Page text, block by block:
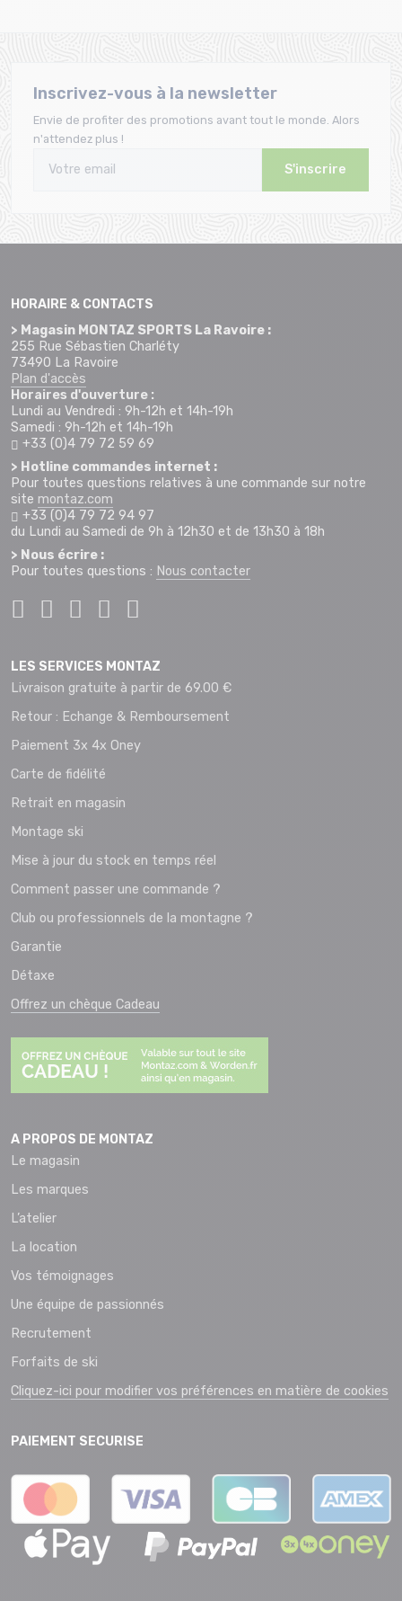
Inscrivez-vous à la newsletter
Envie de profiter des promotions avant tout le monde. Alors
n'attendez plus !
S'inscrire
HORAIRE & CONTACTS
> Magasin MONTAZ SPORTS La Ravoire :
255 Rue Sébastien Charléty
73490 La Ravoire
Plan d'accès
Horaires d'ouverture :
Lundi au Vendredi : 9h-12h et 14h-19h
Samedi : 9h-12h et 14h-19h
+33 (0)4 79 72 59 69
> Hotline commandes internet :
Pour toutes questions relatives à une commande sur notre
site montaz.com
+33 (0)4 79 72 94 97
du Lundi au Samedi de 9h à 12h30 et de 13h30 à 18h
> Nous écrire :
Pour toutes questions : Nous contacter
LES SERVICES MONTAZ
Livraison gratuite à partir de 69.00 €
Retour : Echange & Remboursement
Paiement 3x 4x Oney
Carte de fidélité
Retrait en magasin
Montage ski
Mise à jour du stock en temps réel
Comment passer une commande ?
Club ou professionnels de la montagne ?
Garantie
Détaxe
Offrez un chèque Cadeau
A PROPOS DE MONTAZ
Le magasin
Les marques
L’atelier
La location
Vos témoignages
Une équipe de passionnés
Recrutement
Forfaits de ski
Cliquez-ici pour modifier vos préférences en matière de cookies
PAIEMENT SECURISE